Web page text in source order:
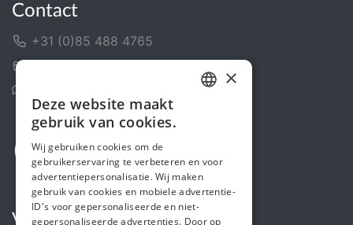
Contact
+31 (0)85 488 4765
Volg ons
ENGLISH
×
Deze website maakt
gebruik van cookies.
Wij gebruiken cookies om de
gebruikerservaring te verbeteren en voor
advertentiepersonalisatie. Wij maken
gebruik van cookies en mobiele advertentie-
ID's voor gepersonaliseerde en niet-
gepersonaliseerde advertenties. Door op